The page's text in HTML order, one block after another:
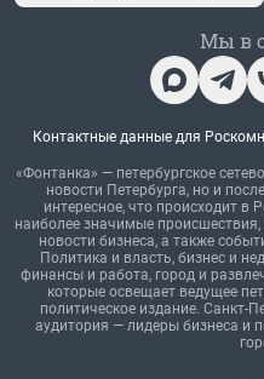
Мы в
Контактные данные для
«Фонтанка» — петербургское
новости Петербурга, но и
интересное, что происходит в
наиболее значимые происшествия,
новости бизнеса, а также
Политика и власть, бизнес и
финансы и работа, город и
которые освещает ведущее
политическое издание. Санкт-
аудитория — лидеры бизнеса и